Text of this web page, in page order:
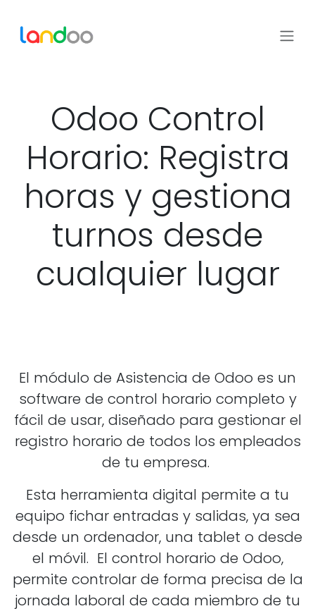
Odoo Control
Horario: Registra
horas y gestiona
turnos desde
cualquier lugar
El módulo de Asistencia de Odoo es un
software de control horario completo y
fácil de usar, diseñado para gestionar el
registro horario de todos los empleados
de tu empresa.
Esta herramienta digital permite a tu
equipo fichar entradas y salidas, ya sea
desde un ordenador, una tablet o desde
el móvil. El control horario de Odoo,
permite controlar de forma precisa de la
jornada laboral de cada miembro de tu